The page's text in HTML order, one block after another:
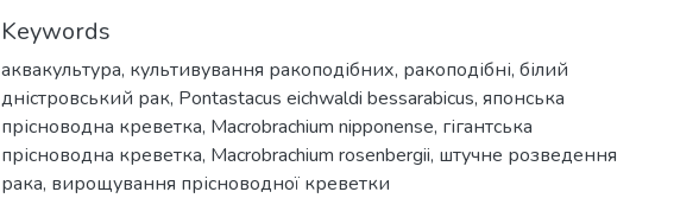
Keywords
аквакультура, культивування ракоподібних, ракоподібні, білий
дністровський рак, Pontastacus eichwaldi bessarabicus, японська
прісноводна креветка, Macrobrachium nipponense, гігантська
прісноводна креветка, Macrobrachium rosenbergii, штучне розведення
рака, вирощування прісноводної креветки